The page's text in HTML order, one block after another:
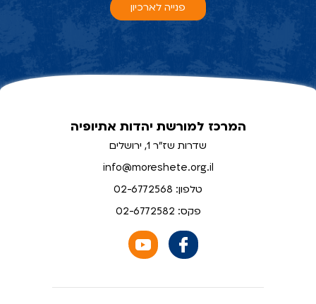
פנייה לארכיון
המרכז למורשת יהדות אתיופיה
שדרות שז"ר 1, ירושלים
info@moreshete.org.il
טלפון: 02-6772568
פקס: 02-6772582